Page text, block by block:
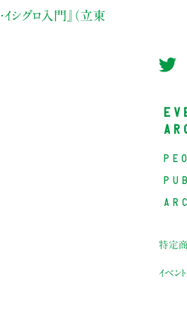
イシグロ入門』（立東
特定
イベン